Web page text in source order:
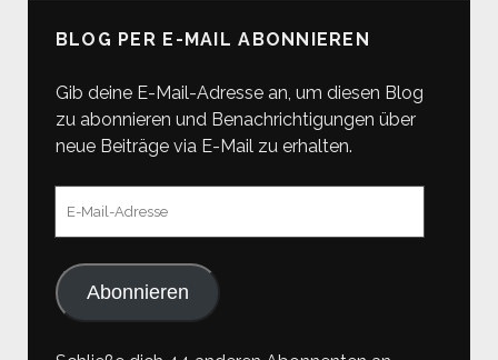
BLOG PER E-MAIL ABONNIEREN
Gib deine E-Mail-Adresse an, um diesen Blog
zu abonnieren und Benachrichtigungen über
neue Beiträge via E-Mail zu erhalten.
Abonnieren